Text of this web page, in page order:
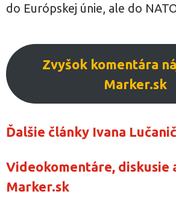
do Európskej únie, ale do
Zvyšok komentára
Marker.sk
Ďalšie články Ivana
Videokomentáre, diskusie
Marker.sk